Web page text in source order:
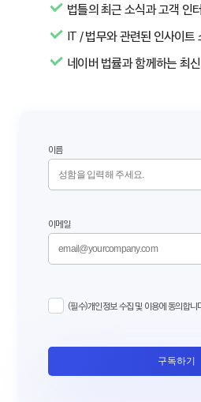
법틀의 최근 소식과 고객 인
IT / 법무와 관련된 인사이트
네이버 법률과 함께하는 최
이름
이메일
(필수)개인정보 수집 및 이용에 동의합니
구독하기